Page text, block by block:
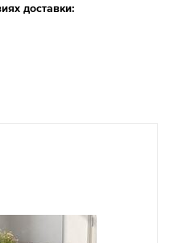
доставки: